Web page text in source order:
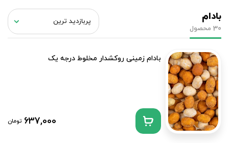
بادام
30 محصول
بادام زمینی روکشدار مخلوط درجه یک
637,000 تومان